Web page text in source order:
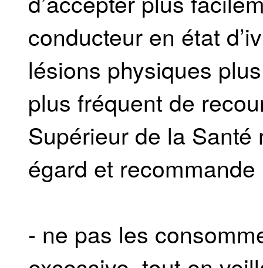
conducteur en état
lésions physiques
plus fréquent de
Supérieur de la
égard et
- ne pas les